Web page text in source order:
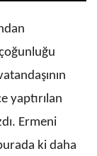
yaptırılan
Ermeni
ki daha